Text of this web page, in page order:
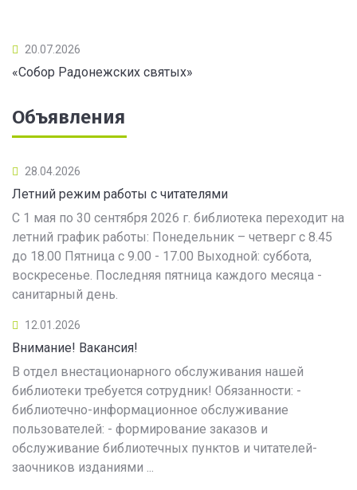
20.07.2026
«Собор Радонежских святых»
Объявления
28.04.2026
Летний режим работы с читателями
С 1 мая по 30 сентября 2026 г. библиотека переходит на
летний график работы: Понедельник – четверг с 8.45
до 18.00 Пятница с 9.00 - 17.00 Выходной: суббота,
воскресенье. Последняя пятница каждого месяца -
санитарный день.
12.01.2026
Внимание! Вакансия!
В отдел внестационарного обслуживания нашей
библиотеки требуется сотрудник! Обязанности: -
библиотечно-информационное обслуживание
пользователей: - формирование заказов и
обслуживание библиотечных пунктов и читателей-
заочников изданиями ...